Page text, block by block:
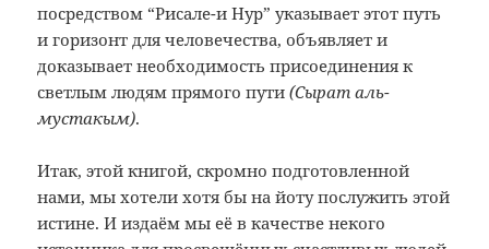
посредством “Рисале-и Нур” указывает этот путь
и горизонт для человечества, объявляет и
доказывает необходимость присоединения к
светлым людям прямого пути(Сырат аль-
мустакым).
Итак, этой книгой, скромно подготовленной
нами, мы хотели хотя бы на йоту послужить этой
истине. И издаём мы её в качестве некого